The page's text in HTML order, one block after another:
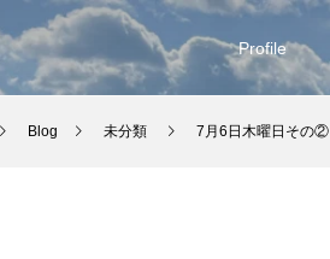
Profile
Blog 未分類 7月6日木曜日その②